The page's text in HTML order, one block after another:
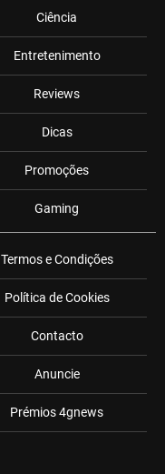
Ciência
Entretenimento
Reviews
Dicas
Promoções
Gaming
Termos e Condições
Política de Cookies
Contacto
Anuncie
Prémios 4gnews